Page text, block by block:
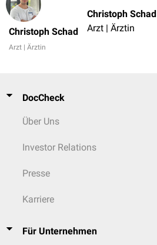
Christoph Schad
Arzt | Ärztin
Christoph Schad
Arzt | Ärztin
DocCheck
Über Uns
Investor Relations
Presse
Karriere
Für Unternehmen